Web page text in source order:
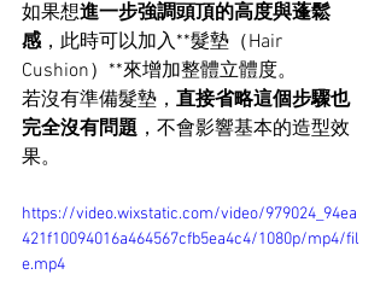
如果想進一步強調頭頂的高度與蓬鬆
感，此時可以加入**髮墊（Hair
Cushion）**來增加整體立體度。
若沒有準備髮墊， 直接省略這個步驟也
完全沒有問題 ，不會影響基本的造型效
果。
https://video.wixstatic.com/video/979024_94ea
421f10094016a464567cfb5ea4c4/1080p/mp4/fil
e.mp4